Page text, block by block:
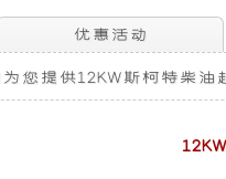
全
新
优惠活动
您提供12KW斯柯特柴